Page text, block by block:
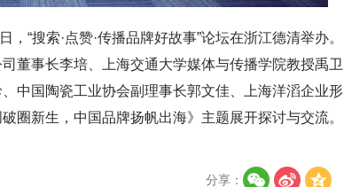
“搜索·点赞·传播品牌好故事”论坛在浙江德清举办。
董事长李培、上海交通大学媒体与传播学院教授禹卫
中国陶瓷工业协会副理事长郭文佳、上海洋滔企业形
圈新生，中国品牌扬帆出海》主题展开探讨与交流。
分享：